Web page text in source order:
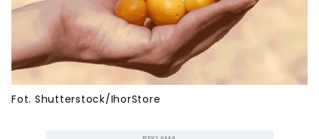
Fot. Shutterstock/IhorStore